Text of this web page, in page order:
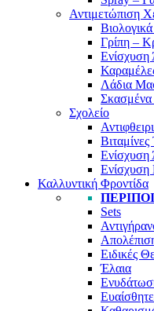
Αντιμετώπιση
Γρίπη –
Ενίσχυση
Λάδια
Σκασμένα
Σχολείο
Ενίσχυση
Ενίσχυση
Καλλυντική Φροντίδα
Sets
Ειδικές
Έλαια